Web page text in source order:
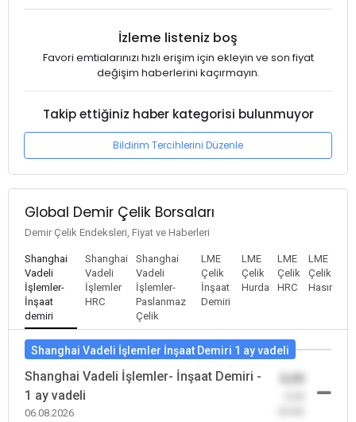
İzleme listeniz boş
Favori emtialarınızı hızlı erişim için ekleyin ve son fiyat
değişim haberlerini kaçırmayın.
Takip ettiğiniz haber kategorisi bulunmuyor
Bildirim Tercihlerini Düzenle
Global Demir Çelik Borsaları
Demir Çelik Endeksleri, Fiyat ve Haberleri
Shanghai
Vadeli
İşlemler-
İnşaat
demiri
Shanghai
Vadeli
İşlemler
HRC
Shanghai
Vadeli
İşlemler-
Paslanmaz
Çelik
LME
Çelik
İnşaat
Demiri
LME
Çelik
Hurda
LME
Çelik
HRC
LME
Çelik
Hasır
Shanghai Vadeli İşlemler İnşaat Demiri 1 ay vadeli
Shanghai Vadeli İşlemler- İnşaat Demiri -
1 ay vadeli
06.08.2026
0,00